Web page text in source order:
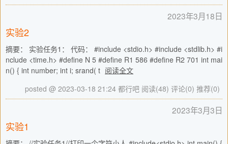
2023年3月18日
实验2
摘要： 实验任务1： 代码： #include <stdio.h> #include <stdlib.h> #i
nclude <time.h> #define N 5 #define R1 586 #define R2 701 int mai
n() { int number; int i; srand( t 阅读全文
posted @ 2023-03-18 21:24 都行吧 阅读(48) 评论(0) 推荐(0)
2023年3月3日
实验1